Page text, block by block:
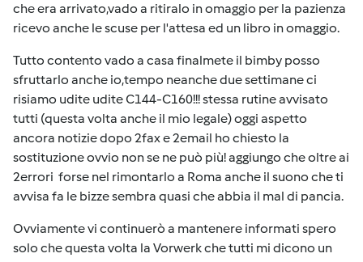
che era arrivato,vado a ritiralo in omaggio per la pazienza
ricevo anche le scuse per l'attesa ed un libro in omaggio.
Tutto contento vado a casa finalmete il bimby posso
sfruttarlo anche io,tempo neanche due settimane ci
risiamo udite udite C144-C160!!! stessa rutine avvisato
tutti (questa volta anche il mio legale) oggi aspetto
ancora notizie dopo 2fax e 2email ho chiesto la
sostituzione ovvio non se ne può più! aggiungo che oltre ai
2errori forse nel rimontarlo a Roma anche il suono che ti
avvisa fa le bizze sembra quasi che abbia il mal di pancia.
Ovviamente vi continuerò a mantenere informati spero
solo che questa volta la Vorwerk che tutti mi dicono un